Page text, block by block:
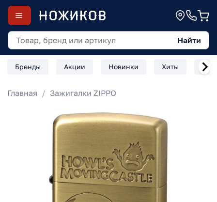
Найти
Бренды Акции Новинки Хиты
Главная Зажигалки ZIPPO